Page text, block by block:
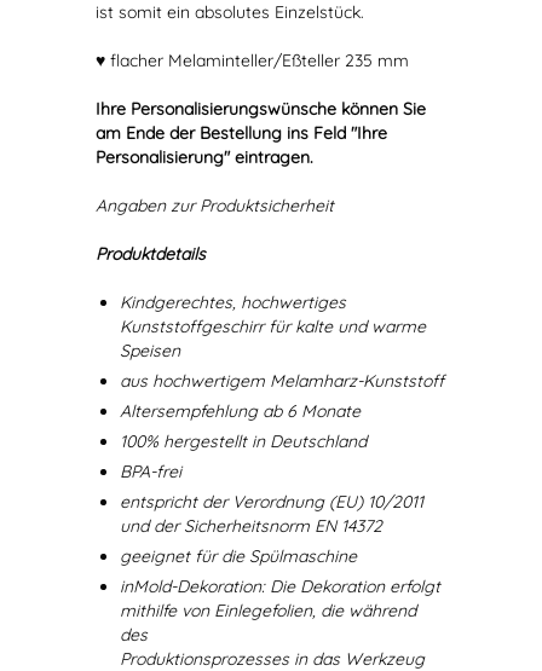
ist somit ein absolutes Einzelstück.
♥ flacher Melaminteller/Eßteller 235 mm
Ihre Personalisierungswünsche können Sie
am Ende der Bestellung ins Feld "Ihre
Personalisierung" eintragen.
Angaben zur Produktsicherheit
Produktdetails
Kindgerechtes, hochwertiges
Kunststoffgeschirr für kalte und warme
Speisen
aus hochwertigem Melamharz-Kunststoff
Altersempfehlung ab 6 Monate
100% hergestellt in Deutschland
BPA-frei
entspricht der Verordnung (EU) 10/2011
und der Sicherheitsnorm EN 14372
geeignet für die Spülmaschine
inMold-Dekoration: Die Dekoration erfolgt
mithilfe von Einlegefolien, die während
des
Produktionsprozesses in das Werkzeug